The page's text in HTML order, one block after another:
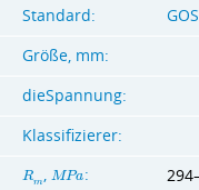
Standard:
Größe, mm:
dieSpannung:
Klassifizierer:
Rm , MPa: